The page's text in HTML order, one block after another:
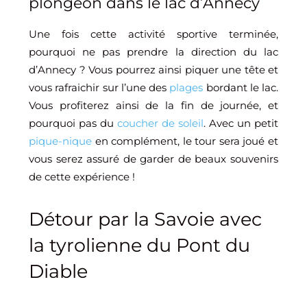
Une fois cette activité sportive terminée,
pourquoi ne pas prendre la direction du lac
d’Annecy ? Vous pourrez ainsi piquer une tête et
vous rafraichir sur l’une des plages bordant le lac.
Vous profiterez ainsi de la fin de journée, et
pourquoi pas du coucher de soleil. Avec un petit
pique-nique en complément, le tour sera joué et
vous serez assuré de garder de beaux souvenirs
de cette expérience !
Détour par la Savoie avec
la tyrolienne du Pont du
Diable